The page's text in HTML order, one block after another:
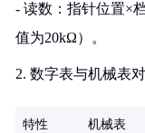
- 读数：指针位置×
值为20kΩ）。
2. 数字表与机械表
特性 机械表